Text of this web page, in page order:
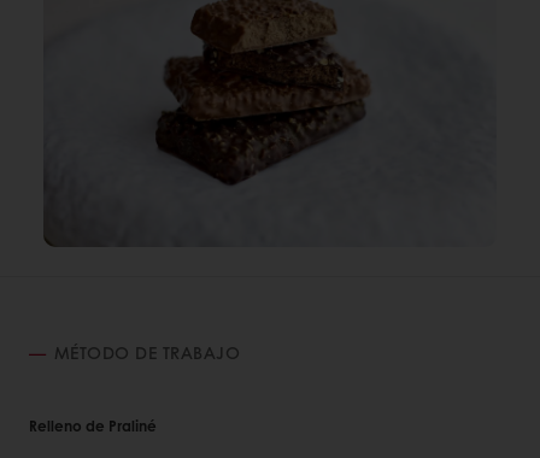
MÉTODO DE TRABAJO
Relleno de Praliné